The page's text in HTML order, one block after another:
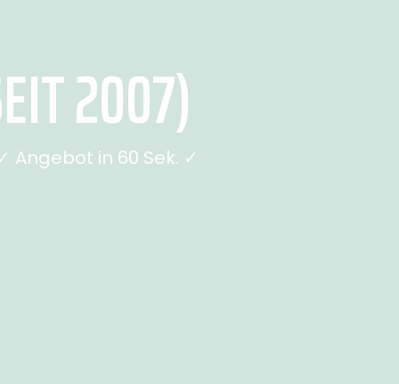
2007)
Angebot in 60 Sek. ✓